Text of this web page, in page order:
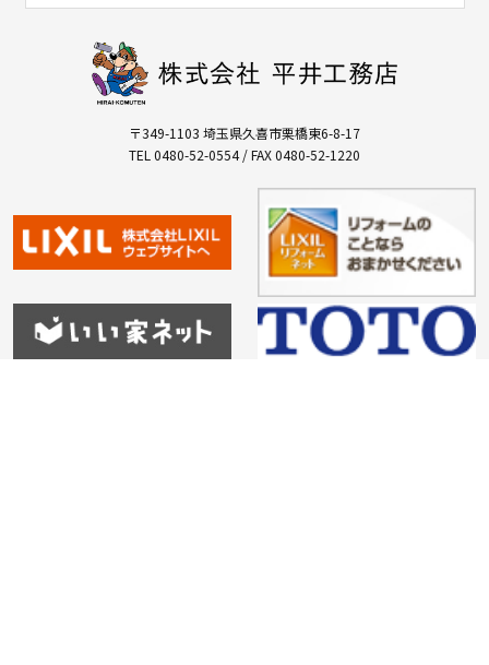
〒349-1103 埼玉県久喜市栗橋東6-8-17
TEL 0480-52-0554 / FAX 0480-52-1220